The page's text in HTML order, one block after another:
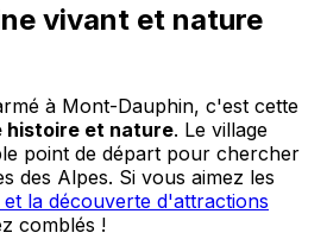
vivant et nature
à Mont-Dauphin, c'est cette
et nature. Le village
point de départ pour chercher
des Alpes. Si vous aimez les
la découverte d'attractions
comblés !